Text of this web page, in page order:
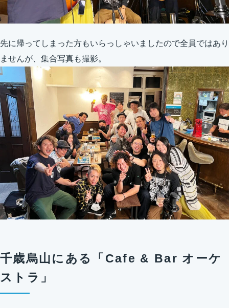
先に帰ってしまった方もいらっしゃいましたので全員ではあり
ませんが、集合写真も撮影。
千歳烏山にある「Cafe & Bar オーケ
ストラ」